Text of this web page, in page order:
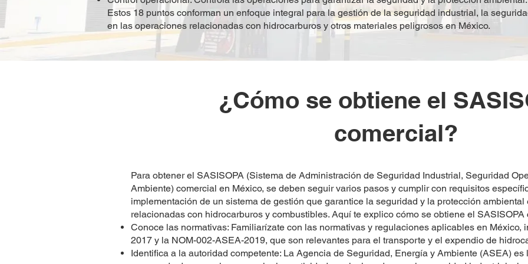
Estos 18 puntos conforman un enfoque integral para la gestión de la seguridad industrial, la
en las operaciones relacionadas con hidrocarburos y otros materiales peligrosos en México.
¿Cómo se obtiene el
comercial?
Para obtener el SASISOPA (Sistema de Administración de Seguridad Industrial, Seguridad
Ambiente) comercial en México, se deben seguir varios pasos y cumplir con requisitos
implementación de un sistema de gestión que garantice la seguridad y la protección
relacionadas con hidrocarburos y combustibles. Aquí te explico cómo se obtiene el SASISOPA
Conoce las normativas: Familiarízate con las normativas y regulaciones aplicables en México,
2017 y la NOM-002-ASEA-2019, que son relevantes para el transporte y el expendio de
Identifica a la autoridad competente: La Agencia de Seguridad, Energía y Ambiente (ASEA)